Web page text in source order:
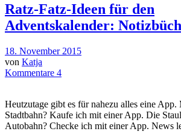
Ratz-Fatz-Ideen für den
Adventskalender:
18. November 2015
von Katja
Kommentare 4
Heutzutage gibt es für nahezu alles eine
Stadtbahn? Kaufe ich mit einer App. Die
Autobahn? Checke ich mit einer App. News